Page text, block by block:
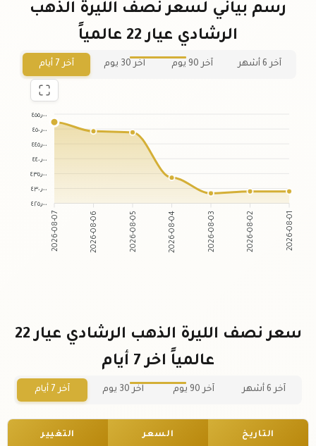
رسم بياني لسعر نصف الليرة الذهب
الرشادي عيار 22 عالمياً
آخر 6 أشهر آخر 90 يوم آخر 30 يوم آخر 7 أيام
٤٥٥٫٠٠
٤٥٠٫٠٠
٤٤٥٫٠٠
٤٤٠٫٠٠
٤٣٥٫٠٠
٤٣٠٫٠٠
٤٢٥٫٠٠
2026-08-07 2026-08-06 2026-08-05 2026-08-04 2026-08-03 2026-08-02 2026-08-01
سعر نصف الليرة الذهب الرشادي عيار 22
عالمياً اخر 7 أيام
آخر 6 أشهر آخر 90 يوم آخر 30 يوم آخر 7 أيام
التاريخ السعر التغيير